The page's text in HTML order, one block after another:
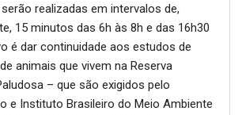
realizadas em intervalos de,
15 minutos das 6h às 8h e das 16h30
é dar continuidade aos estudos de
animais que vivem na Reserva
– que são exigidos pelo
e Instituto Brasileiro do Meio Ambiente